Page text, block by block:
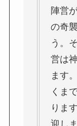
陣営
の奇
う。
営は
ます
くま
りま
迎しま